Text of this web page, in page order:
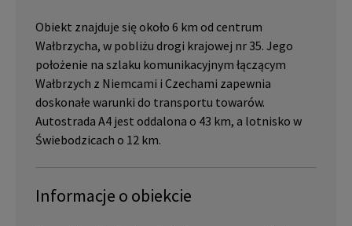
Obiekt znajduje się około 6 km od centrum
Wałbrzycha, w pobliżu drogi krajowej nr 35. Jego
położenie na szlaku komunikacyjnym łączącym
Wałbrzych z Niemcami i Czechami zapewnia
doskonałe warunki do transportu towarów.
Autostrada A4 jest oddalona o 43 km, a lotnisko w
Świebodzicach o 12 km.
Informacje o obiekcie